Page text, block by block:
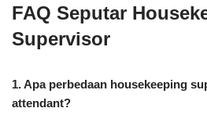
FAQ Seputar
Supervisor
1. Apa perbedaan housekeeping
attendant?